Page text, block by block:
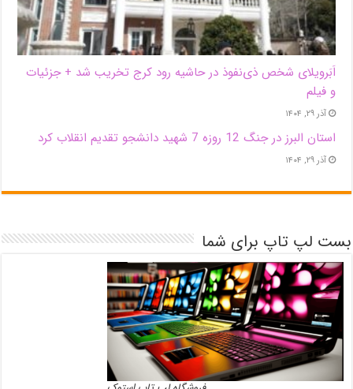
اَبَر‌ویلای شخص ذی‌نفوذ در حاشیه‌ رود کرج تخریب شد + جزئیات
و فیلم
آذر ۲۹, ۱۴۰۴
استان البرز در جنگ 12 روزه 7 شهید دانشجو تقدیم انقلاب کرد
آذر ۲۹, ۱۴۰۴
بست لپ تاپ برای شما